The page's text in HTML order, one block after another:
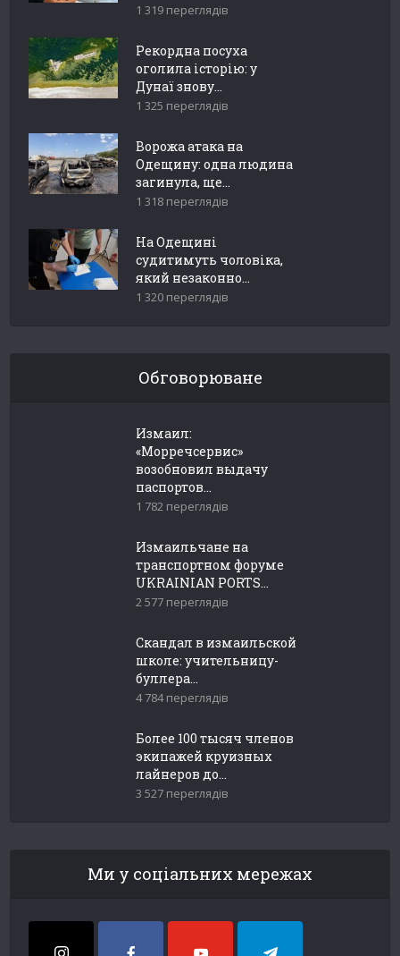
1 319 переглядів
Рекордна посуха
оголила історію: у
Дунаї знову...
1 325 переглядів
Ворожа атака на
Одещину: одна людина
загинула, ще...
1 318 переглядів
На Одещині
судитимуть чоловіка,
який незаконно...
1 320 переглядів
Обговорюване
Измаил:
«Морречсервис»
возобновил выдачу
паспортов...
1 782 переглядів
Измаильчане на
транспортном форуме
UKRAINIAN PORTS...
2 577 переглядів
Скандал в измаильской
школе: учительницу-
буллера...
4 784 переглядів
Более 100 тысяч членов
экипажей круизных
лайнеров до...
3 527 переглядів
Ми у соціальних мережах